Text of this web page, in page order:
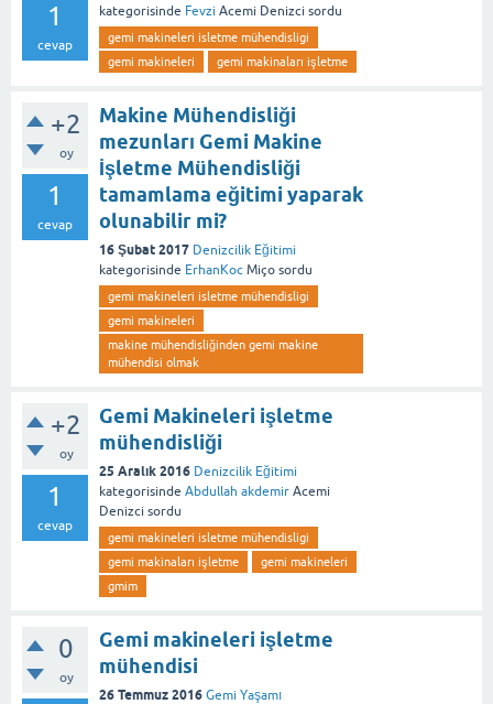
1
cevap
kategorisinde Fevzi Acemi Denizci sordu
gemi makineleri isletme mühendisligi
gemi makineleri
gemi makinaları işletme
+2
oy
1
cevap
Makine Mühendisliği
mezunları Gemi Makine
İşletme Mühendisliği
tamamlama eğitimi yaparak
olunabilir mi?
16 Şubat 2017 Denizcilik Eğitimi
kategorisinde ErhanKoc Miço sordu
gemi makineleri isletme mühendisligi
gemi makineleri
makine mühendisliğinden gemi makine
mühendisi olmak
+2
oy
1
cevap
Gemi Makineleri işletme
mühendisliği
25 Aralık 2016 Denizcilik Eğitimi
kategorisinde Abdullah akdemir Acemi
Denizci sordu
gemi makineleri isletme mühendisligi
gemi makinaları işletme
gemi makineleri
gmim
0
oy
Gemi makineleri işletme
mühendisi
26 Temmuz 2016 Gemi Yaşamı